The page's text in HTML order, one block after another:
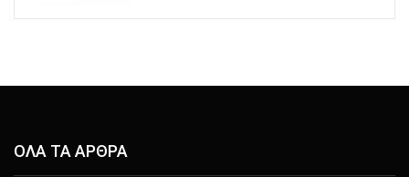
ΟΛΑ ΤΑ ΑΡΘΡΑ